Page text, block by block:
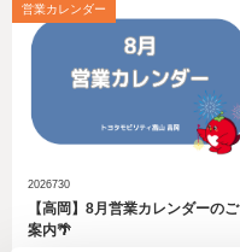
営業カレンダー
2026730
【高岡】8月営業カレンダーのご
案内🌴